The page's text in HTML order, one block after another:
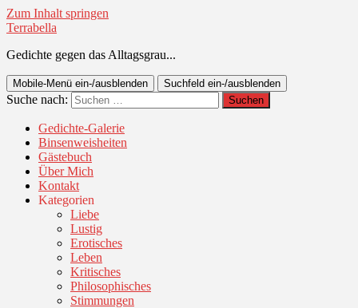
Zum Inhalt springen
Terrabella
Gedichte gegen das Alltagsgrau...
Mobile-Menü ein-/ausblenden Suchfeld ein-/ausblenden
Suche nach:
Gedichte-Galerie
Binsenweisheiten
Gästebuch
Über Mich
Kontakt
Kategorien
Liebe
Lustig
Erotisches
Leben
Kritisches
Philosophisches
Stimmungen